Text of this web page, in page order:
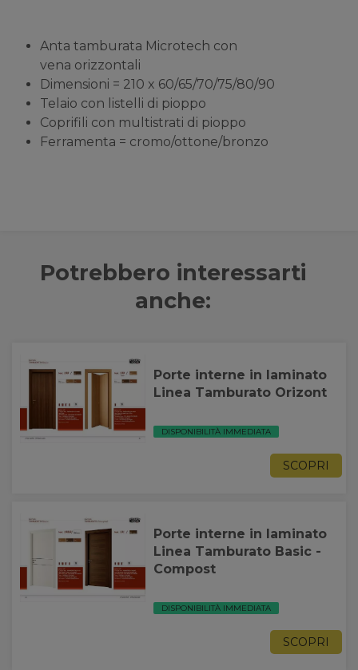
Anta tamburata Microtech con
vena orizzontali
Dimensioni = 210 x 60/65/70/75/80/90
Telaio con listelli di pioppo
Coprifili con multistrati di pioppo
Ferramenta = cromo/ottone/bronzo
Potrebbero interessarti
anche:
Porte interne in laminato
Linea Tamburato Orizont
DISPONIBILITÀ IMMEDIATA
SCOPRI
Porte interne in laminato
Linea Tamburato Basic -
Compost
DISPONIBILITÀ IMMEDIATA
SCOPRI